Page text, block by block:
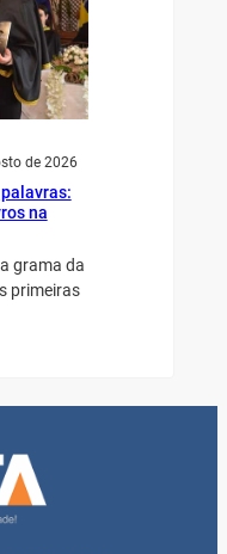
de 2026
na
grama da
primeiras